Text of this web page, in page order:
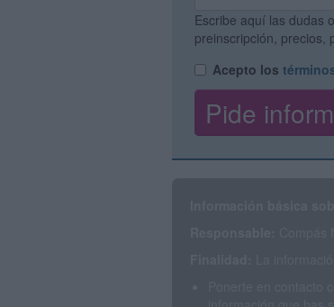
Escribe aquí las dudas
preinscripción,
Acepto los